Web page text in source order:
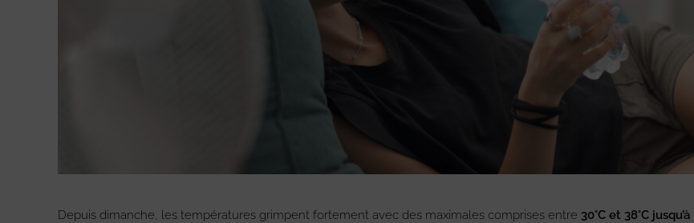
Depuis dimanche, les températures grimpent fortement avec des maximales comprises entre 30°C et 38°C jusqu’à